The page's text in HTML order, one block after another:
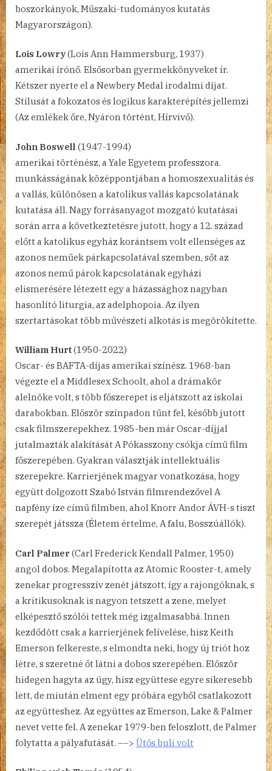
boszorkányok, Műszaki-tudományos kutatás
Magyarországon).
Lois Lowry(Lois Ann Hammersburg, 1937)
amerikai írónő. Elsősorban gyermekkönyveket ír.
Kétszer nyerte el a Newbery Medal irodalmi díjat.
Stílusát a fokozatos és logikus karakterépítés jellemzi
(Az emlékek őre, Nyáron történt, Hírvivő).
John Boswell (1947-1994)
amerikai történész, a Yale Egyetem professzora.
munkásságának középpontjában a homoszexualitás és
a vallás, különösen a katolikus vallás kapcsolatának
kutatása áll. Nagy forrásanyagot mozgató kutatásai
során arra a következtetésre jutott, hogy a 12. század
előtt a katolikus egyház korántsem volt ellenséges az
azonos neműek párkapcsolatával szemben, sőt az
azonos nemű párok kapcsolatának egyházi
elismerésére létezett egy a házassághoz nagyban
hasonlító liturgia, az adelphopoia. Az ilyen
szertartásokat több művészeti alkotás is megörökítette.
William Hurt(1950-2022)
Oscar- és BAFTA-díjas amerikai színész. 1968-ban
végezte el a Middlesex Schoolt, ahol a drámakör
alelnöke volt, s több főszerepet is eljátszott az iskolai
darabokban. Először színpadon tűnt fel, később jutott
csak filmszerepekhez. 1985-ben már Oscar-díjjal
jutalmazták alakítását A Pókasszony csókja című film
főszerepében. Gyakran választják intellektuális
szerepekre. Karrierjének magyar vonatkozása, hogy
együtt dolgozott Szabó István filmrendezővel A
napfény íze című filmben, ahol Knorr Andor ÁVH-s tiszt
szerepét játssza (Életem értelme, A falu, Bosszúállók).
Carl Palmer (Carl Frederick Kendall Palmer, 1950)
angol dobos. Megalapította az Atomic Rooster-t, amely
zenekar progresszív zenét játszott, így a rajongóknak, s
a kritikusoknak is nagyon tetszett a zene, melyet
elképesztő szólói tettek még izgalmasabbá. Innen
kezdődött csak a karrierjének felívelése, hisz Keith
Emerson felkereste, s elmondta neki, hogy új triót hoz
létre, s szeretné őt látni a dobos szerepében. Először
hidegen hagyta az ügy, hisz együttese egyre sikeresebb
lett, de miután elment egy próbára egyből csatlakozott
az együtteshez. Az együttes az Emerson, Lake & Palmer
nevet vette fel. A zenekar 1979-ben feloszlott, de Palmer
folytatta a pályafutását. ––> Ütős buli volt